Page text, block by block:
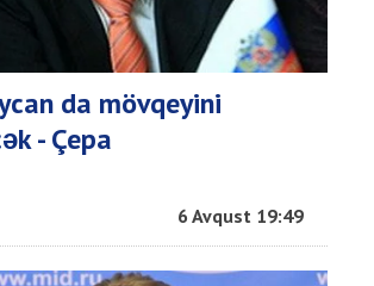
da mövqeyini
- Çepa
6 Avqust 19:49